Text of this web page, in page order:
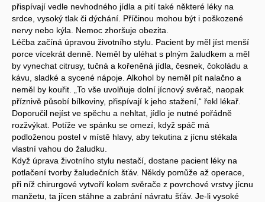
přispívají vedle nevhodného jídla a pití také některé léky na
srdce, vysoký tlak či dýchání. Příčinou mohou být i poškozené
nervy nebo kýla. Nemoc zhoršuje obezita.
Léčba začíná úpravou životního stylu. Pacient by měl jíst menší
porce vícekrát denně. Neměl by uléhat s plným žaludkem a měl
by vynechat citrusy, tučná a kořeněná jídla, česnek, čokoládu a
kávu, sladké a sycené nápoje. Alkohol by neměl pít nalačno a
neměl by kouřit. „To vše uvolňuje dolní jícnový svěrač, naopak
příznivě působí bílkoviny, přispívají k jeho stažení,“ řekl lékař.
Doporučil nejíst ve spěchu a nehltat, jídlo je nutné pořádně
rozžvýkat. Potíže ve spánku se omezí, když spáč má
podloženou postel v místě hlavy, aby tekutina z jícnu stékala
vlastní vahou do žaludku.
Když úprava životního stylu nestačí, dostane pacient léky na
potlačení tvorby žaludečních šťáv. Někdy pomůže až operace,
při níž chirurgové vytvoří kolem svěrače z povrchové vrstvy jícnu
manžetu, ta jícen stáhne a zabrání návratu šťáv. Je-li vysoké